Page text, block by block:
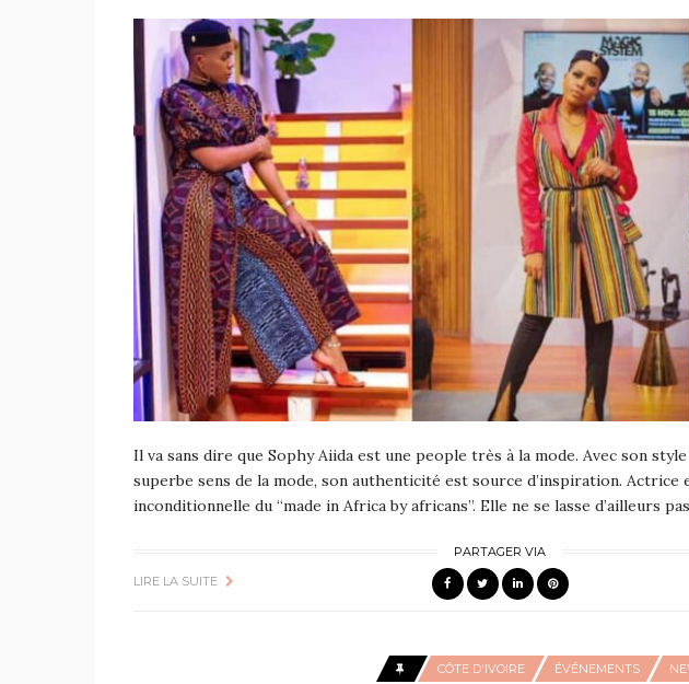
Il va sans dire que Sophy Aiida est une people très à la mode. Avec son
superbe sens de la mode, son authenticité est source d’inspiration.
inconditionnelle du “made in Africa by africans”. Elle ne se lasse d’ailleurs
LIRE LA SUITE
PARTAGER VIA
CÔTE D'IVOIRE ÉVÉNEMENTS